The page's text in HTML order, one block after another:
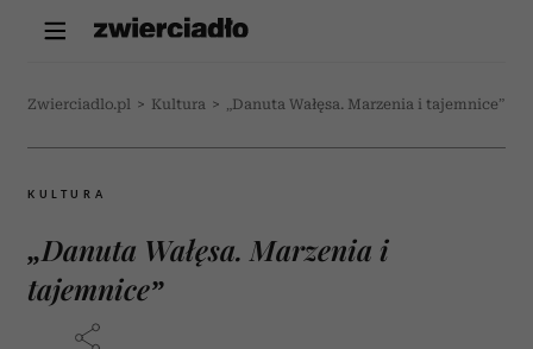
Zwierciadlo.pl > Kultura > „Danuta Wałęsa. Marzenia i tajemnice”
KULTURA
„Danuta Wałęsa. Marzenia i
tajemnice”